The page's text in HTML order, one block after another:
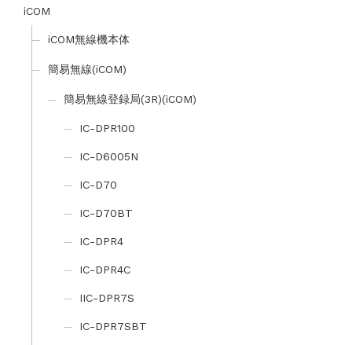
iCOM
iCOM無線機本体
簡易無線(iCOM)
簡易無線登録局(3R)(iCOM)
IC-DPR100
IC-D6005N
IC-D70
IC-D70BT
IC-DPR4
IC-DPR4C
IIC-DPR7S
IC-DPR7SBT